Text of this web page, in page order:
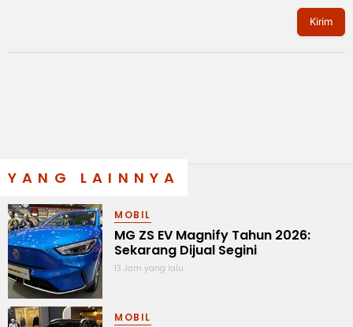
Kirim
YANG LAINNYA
MOBIL
MG ZS EV Magnify Tahun 2026:
Sekarang Dijual Segini
13 Jam yang lalu
MOBIL